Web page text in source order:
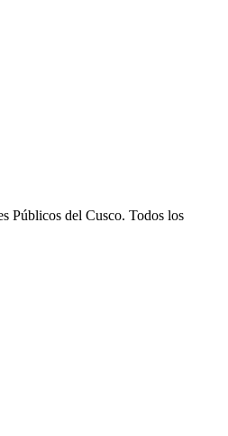
Públicos del Cusco. Todos los